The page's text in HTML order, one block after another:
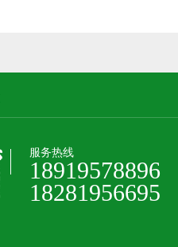
服务热线
18919578896
18281956695